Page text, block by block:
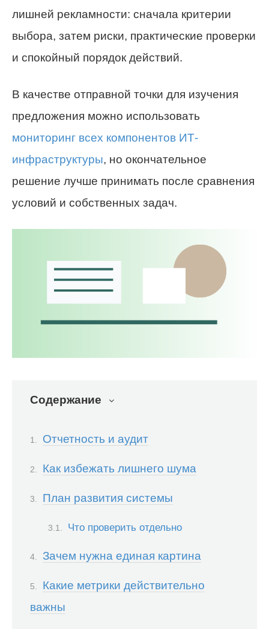
лишней рекламности: сначала критерии
выбора, затем риски, практические проверки
и спокойный порядок действий.
В качестве отправной точки для изучения
предложения можно использовать
мониторинг всех компонентов ИТ-
инфраструктуры, но окончательное
решение лучше принимать после сравнения
условий и собственных задач.
Содержание
Отчетность и аудит
Как избежать лишнего шума
План развития системы
Что проверить отдельно
Зачем нужна единая картина
Какие метрики действительно
важны